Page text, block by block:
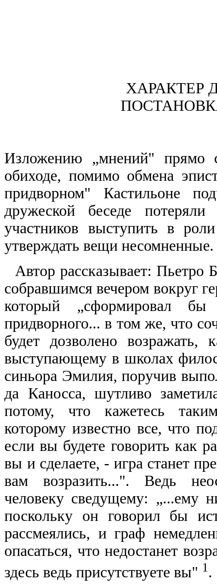
ХАРАКТЕР
Изложению „мнений" прямо
обиходе, помимо обмена
придворном" Кастильоне
дружеской беседе
участников выступить в
утверждать вещи несомненные.
Автор рассказывает: Пьетро
собравшимся вечером вокруг
который „сформировал бы
придворного... в том же, что
будет дозволено
выступающему в школах
синьора Эмилия, поручив
да Каносса, шутливо
потому, что кажетесь
которому известно все, что
если вы будете говорить как
вы и сделаете, - игра станет
вам возразить...". Ведь
человеку сведущему: „...ему
поскольку он говорил бы
рассмеялись, и граф
опасаться, что недостанет
здесь ведь присутствуете вы" 1.